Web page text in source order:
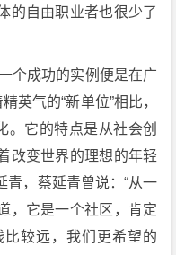
的自由职业者也很少了
个成功的实例便是在广
英气的“新单位”相比，
。它的特点是从社会创
改变世界的理想的年轻
青，蔡延青曾说：“从一
，它是一个社区，肯定
较远，我们更希望的